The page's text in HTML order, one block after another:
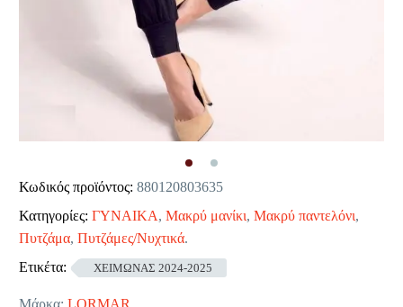
Κωδικός προϊόντος: 880120803635
Κατηγορίες: ΓΥΝΑΙΚΑ, Μακρύ μανίκι, Μακρύ παντελόνι,
Πυτζάμα, Πυτζάμες/Νυχτικά.
Ετικέτα:
ΧΕΙΜΩΝΑΣ 2024-2025